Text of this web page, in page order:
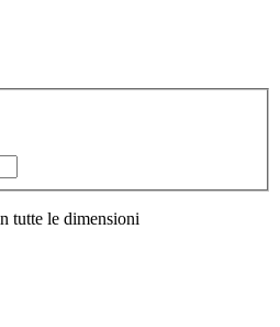
tutte le dimensioni